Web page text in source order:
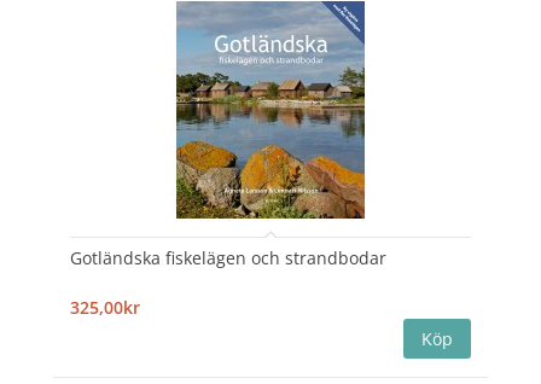
Gotländska fiskelägen och strandbodar
325,00kr